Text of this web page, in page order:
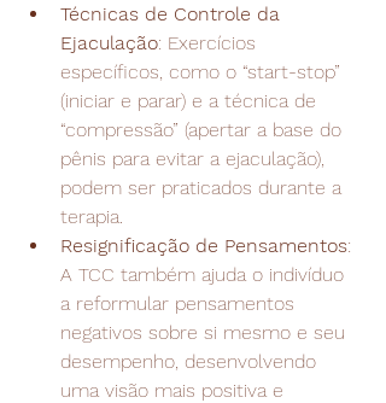
Técnicas de Controle da
Ejaculação: Exercícios
específicos, como o “start-stop”
(iniciar e parar) e a técnica de
“compressão” (apertar a base do
pênis para evitar a ejaculação),
podem ser praticados durante a
terapia.
Resignificação de Pensamentos:
A TCC também ajuda o indivíduo
a reformular pensamentos
negativos sobre si mesmo e seu
desempenho, desenvolvendo
uma visão mais positiva e